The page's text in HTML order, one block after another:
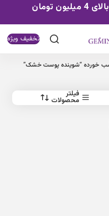
تومان
تخفیف ویژه
خورده “شوینده پوست خشک”
فیلتر
محصولات